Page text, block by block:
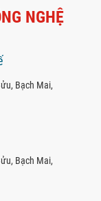
NGHỆ
Bạch Mai,
Bạch Mai,